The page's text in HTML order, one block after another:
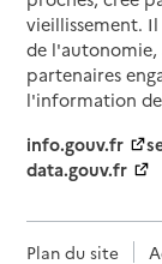
vieillissement.
de
partenaires
l'information
info.gouv.fr
data.gouv.fr
Plan du site